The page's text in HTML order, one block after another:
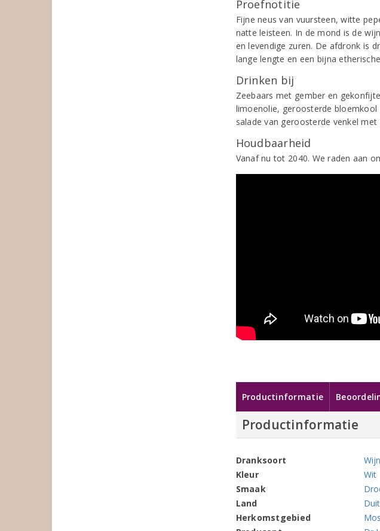
Proefnotitie
Fijne neus van vuursteen, witte
natte leisteen. In de mond is de
en levendige zuren. De afdronk is
lange lengte en een bijna
Drinken bij
Zeebaars met gember en
limoenolie, geroosterde
salade van geroosterde venkel met
Houdbaarheid
Vanaf nu tot 2040. We raden aan
Productinformatie
Productinformatie
Dranksoort
Wijn
Kleur
Wit
Smaak
Land
Herkomstgebied